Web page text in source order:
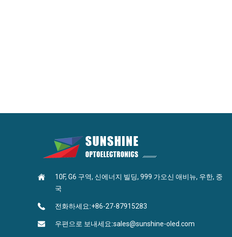
10F, G6 구역, 신에너지 빌딩, 999 가오신 애비뉴, 우한, 중
국
전화하세요:+86-27-87915283
우편으로 보내세요:sales@sunshine-oled.com